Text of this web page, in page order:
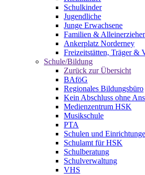
Schulkinder
Jugendliche
Junge Erwachsene
Familien &
Ankerplatz Norderney
Freizeitstätten, Träger &
Schule/Bildung
Zurück zur Übersicht
BAföG
Regionales Bildungsbüro
Kein Abschluss ohne
Medienzentrum HSK
Musikschule
PTA
Schulen und
Schulamt für HSK
Schulberatung
Schulverwaltung
VHS